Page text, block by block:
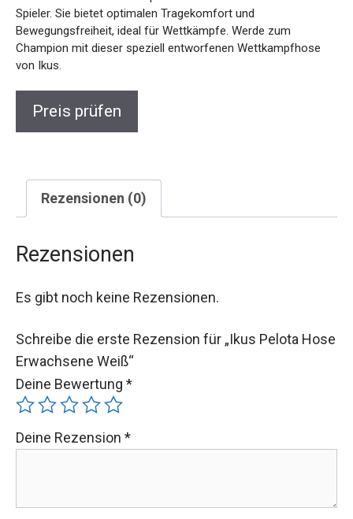
Spieler. Sie bietet optimalen Tragekomfort und
Bewegungsfreiheit, ideal für Wettkämpfe. Werde zum
Champion mit dieser speziell entworfenen Wettkampfhose
von Ikus.
Preis prüfen
Rezensionen (0)
Rezensionen
Es gibt noch keine Rezensionen.
Schreibe die erste Rezension für „Ikus Pelota Hose
Erwachsene Weiß“
Deine Bewertung *
Deine Rezension *